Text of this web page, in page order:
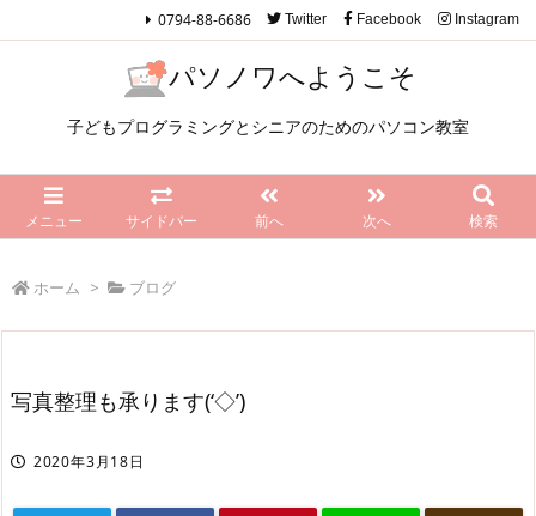
パソノワへようこそ
子どもプログラミングとシニアのためのパソコン教室
メニュー サイドバー 前へ 次へ 検索
0794-88-6686 Twitter Facebook Instagram
ホーム > ブログ
写真整理も承ります(‘◇’)ゞ
2020年3月18日